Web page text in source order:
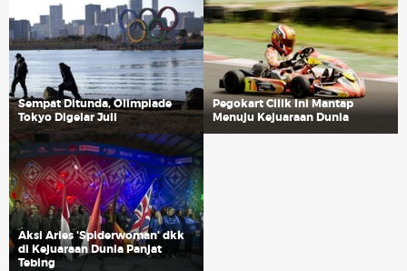
Sempat Ditunda, Olimpiade
Tokyo Digelar Juli
Pegokart Cilik Ini Mantap
Menuju Kejuaraan Dunia
Aksi Aries 'Spiderwoman' dkk
di Kejuaraan Dunia Panjat
Tebing